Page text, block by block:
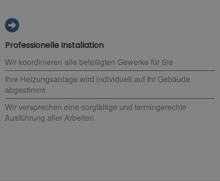
Professionelle Installation
Wir koordinieren alle beteiligten Gewerke für Sie
Ihre Heizungsanlage wird individuell auf Ihr Gebäude
abgestimmt
Wir versprechen eine sorgfältige und termingerechte
Ausführung aller Arbeiten